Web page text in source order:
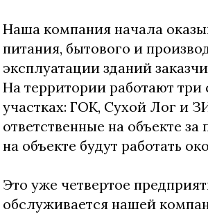
Наша компания начала
питания, бытового и
эксплуатации зданий
На территории работают
участках: ГОК, Сухой Лог и
ответственные на объекте
на объекте будут работать
Это уже четвертое
обслуживается нашей